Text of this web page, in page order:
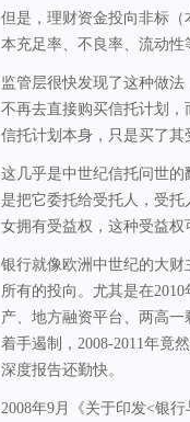
但是，理财资金投向非标
本充足率、不良率、流动性
监管层很快发现了这种做
不再去直接购买信托计划
信托计划本身，只是买了其
这几乎是中世纪信托问世
是把它委托给受托人，受
女拥有受益权，这种受益权
银行就像欧洲中世纪的大
所有的投向。尤其是在
产、地方融资平台、两高
着手遏制，2008-2011年竟
深度报告还勤快。
2008年9月《关于印发<银